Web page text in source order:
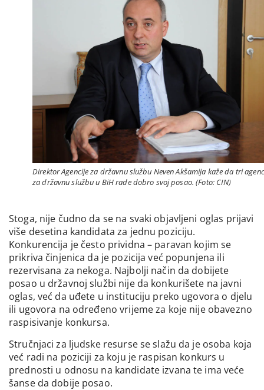
Direktor Agencije za državnu službu Neven Akšamija kaže da tri
za državnu službu u BiH rade dobro svoj posao. (Foto: CIN)
Stoga, nije čudno da se na svaki objavljeni oglas prijavi
više desetina kandidata za jednu poziciju.
Konkurencija je često prividna – paravan kojim se
prikriva činjenica da je pozicija već popunjena ili
rezervisana za nekoga. Najbolji način da dobijete
posao u državnoj službi nije da konkurišete na javni
oglas, već da uđete u instituciju preko ugovora o djelu
ili ugovora na određeno vrijeme za koje nije obavezno
raspisivanje konkursa.
Stručnjaci za ljudske resurse se slažu da je osoba koja
već radi na poziciji za koju je raspisan konkurs u
prednosti u odnosu na kandidate izvana te ima veće
šanse da dobije posao.